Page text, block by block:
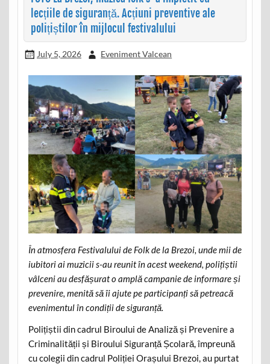
lecțiile de siguranță. Acțiuni preventive ale
polițiștilor în mijlocul festivalului
July 5, 2026 Eveniment Valcean
În atmosfera Festivalului de Folk de la Brezoi, unde mii de
iubitori ai muzicii s-au reunit în acest weekend, polițiștii
vâlceni au desfășurat o amplă campanie de informare și
prevenire, menită să îi ajute pe participanți să petreacă
evenimentul în condiții de siguranță.
Polițiștii din cadrul Biroului de Analiză și Prevenire a
Criminalității și Biroului Siguranță Școlară, împreună
cu colegii din cadrul Poliției Orașului Brezoi, au purtat